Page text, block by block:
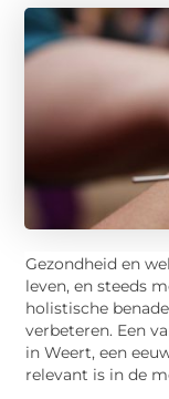
Gezondheid en
leven, en steeds
holistische
verbeteren. Een
in Weert, een
relevant is in de